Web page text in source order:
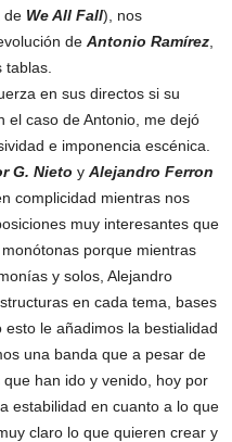
de We All Fall), nos
de Antonio Ramírez
tablas.
en sus directos si su
el caso de Antonio, me dejó
e imponencia escénica.
G. Nieto y Alejandro Ferron
complicidad mientras nos
muy interesantes que
porque mientras
y solos, Alejandro
en cada tema, bases
le añadimos la bestialidad
una banda que a pesar de
han ido y venido, hoy por
estabilidad en cuanto a lo que
claro lo que quieren crear y